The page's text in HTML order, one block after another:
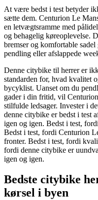
At være bedst i test betyder
sætte dem. Centurion Le
en letvægtsramme med
og behagelig køreoplevelse.
bremser og komfortable
pendling eller afslappede
Denne citybike til herrer er
standarden for, hvad kvalitet
bycyklist. Uanset om du
gader i din fritid, vil
stilfulde ledsager. Invester i
denne citybike er bedst i test
igen og igen. Bedst i test,
Bedst i test, fordi Centurion
fronter. Bedst i test, fordi
fordi denne citybike er
igen og igen.
Bedste citybike
kørsel i byen